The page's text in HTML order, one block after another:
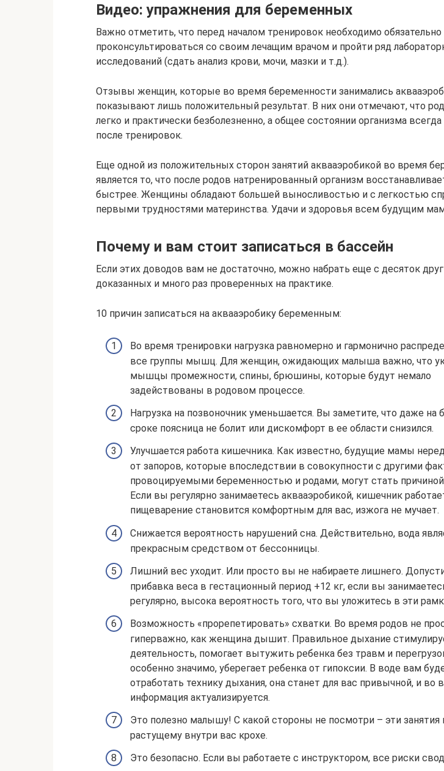
Видео: упражнения для беременных
Важно отметить, что перед началом тренировок необходимо обязательно
проконсультироваться со своим лечащим врачом и пройти ряд
исследований (сдать анализ крови, мочи, мазки и т.д.).
Отзывы женщин, которые во время беременности занимались
показывают лишь положительный результат. В них они отмечают, что
легко и практически безболезненно, а общее состоянии организма
после тренировок.
Еще одной из положительных сторон занятий аквааэробикой во время
является то, что после родов натренированный организм
быстрее. Женщины обладают большей выносливостью и с легкостью
первыми трудностями материнства. Удачи и здоровья всем будущим
Почему и вам стоит записаться в бассейн
Если этих доводов вам не достаточно, можно набрать еще с десяток
доказанных и много раз проверенных на практике.
10 причин записаться на аквааэробику беременным:
Во время тренировки нагрузка равномерно и гармонично
все группы мышц. Для женщин, ожидающих малыша важно, что
мышцы промежности, спины, брюшины, которые будут немало
задействованы в родовом процессе.
Нагрузка на позвоночник уменьшается. Вы заметите, что даже на
сроке поясница не болит или дискомфорт в ее области снизился.
Улучшается работа кишечника. Как известно, будущие мамы
от запоров, которые впоследствии в совокупности с другими
провоцируемыми беременностью и родами, могут стать
Если вы регулярно занимаетесь аквааэробикой, кишечник
пищеварение становится комфортным для вас, изжога не мучает.
Снижается вероятность нарушений сна. Действительно, вода
прекрасным средством от бессонницы.
Лишний вес уходит. Или просто вы не набираете лишнего.
прибавка веса в гестационный период +12 кг, если вы
регулярно, высока вероятность того, что вы уложитесь в эти
Возможность «прорепетировать» схватки. Во время родов не
гиперважно, как женщина дышит. Правильное дыхание
деятельность, помогает вытужить ребенка без травм и
особенно значимо, уберегает ребенка от гипоксии. В воде вам
отработать технику дыхания, она станет для вас привычной, и во
информация актуализируется.
Это полезно малышу! С какой стороны не посмотри – эти занятия
растущему внутри вас крохе.
Это безопасно. Если вы работаете с инструктором, все риски